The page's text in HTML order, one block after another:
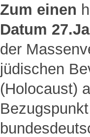
Zum einen
Datum
der
jüdischen
(Holocaust)